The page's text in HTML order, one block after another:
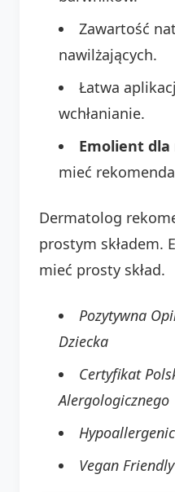
Zawartość
nawilżających.
Łatwa
wchłanianie.
Emolient
mieć
Dermatolog
prostym składem.
mieć prosty skład.
Pozytywna
Dziecka
Certyfikat
Alergologicznego
Vegan Friendly